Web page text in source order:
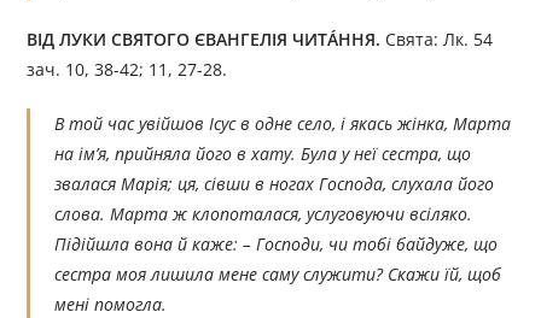
ВІД ЛУКИ СВЯТОГО ЄВАНГЕЛІЯ ЧИТÁННЯ. Свята: Лк. 54
зач. 10, 38-42; 11, 27-28.
В той час увійшов Ісус в одне село, і якась жінка, Марта
на ім’я, прийняла його в хату. Була у неї сестра, що
звалася Марія; ця, сівши в ногах Господа, слухала його
слова. Марта ж клопоталася, услуговуючи всіляко.
Підійшла вона й каже: – Господи, чи тобі байдуже, що
сестра моя лишила мене саму служити? Скажи їй, щоб
мені помогла.